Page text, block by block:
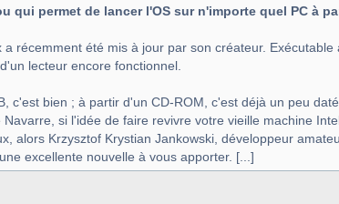
qui permet de lancer l'OS sur n'importe quel PC à
récemment été mis à jour par son créateur.
lecteur encore fonctionnel.
c'est bien ; à partir d'un CD-ROM, c'est déjà un peu
si l'idée de faire revivre votre vieille machine
alors Krzysztof Krystian Jankowski, développeur
excellente nouvelle à vous apporter. [...]